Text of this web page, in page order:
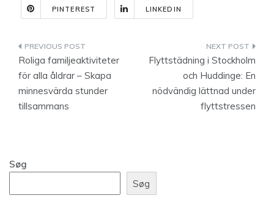
PINTEREST LINKEDIN
Indlægsnavigation
Roliga familjeaktiviteter
för alla åldrar – Skapa
minnesvärda stunder
tillsammans
Flyttstädning i Stockholm
och Huddinge: En
nödvändig lättnad under
flyttstressen
Søg
Søg